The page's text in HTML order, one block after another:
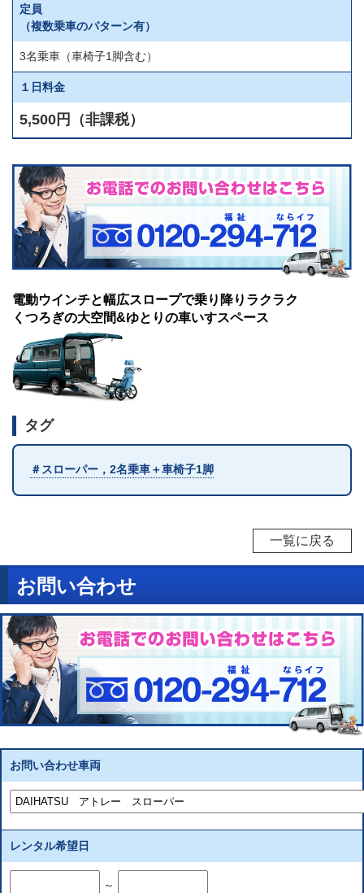
定員
（複数乗車のパターン有）
3名乗車（車椅子1脚含む）
１日料金
5,500円（非課税）
電動ウインチと幅広スロープで乗り降りラクラク
くつろぎの大空間&ゆとりの車いすスペース
タグ
＃スローパー，2名乗車＋車椅子1脚
一覧に戻る
お問い合わせ
お問い合わせ車両
レンタル希望日
～